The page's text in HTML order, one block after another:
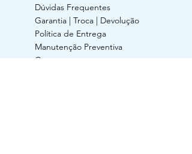
Dúvidas Frequentes
Garantia | Troca | Devolução
Política de Entrega
Manutenção Preventiva
Contato